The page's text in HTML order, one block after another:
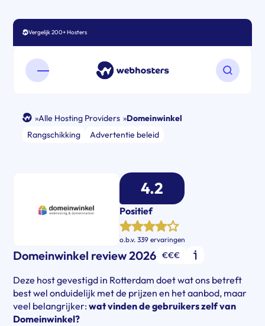
Vergelijk 200+ Hosters
Open mobiel menu Zoeken
»Alle Hosting Providers »Domeinwinkel
Rangschikking
Advertentie beleid
Domeinwinkel review 2026 €€€
Deze host gevestigd in Rotterdam doet wat ons betreft
best wel onduidelijk met de prijzen en het aanbod, maar
veel belangrijker:wat vinden de gebruikers zelf van
Domeinwinkel?
Positief
o.b.v. 339 ervaringen
4.2